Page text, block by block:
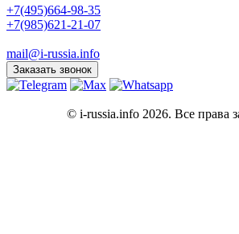
+7(495)664-98-35
+7(985)621-21-07
mail@i-russia.info
Заказать звонок
© i-russia.info 2026. Все права